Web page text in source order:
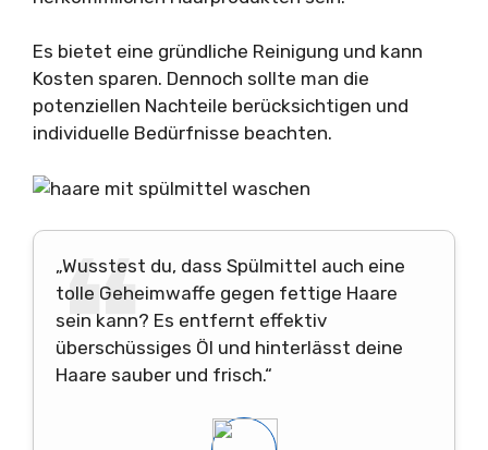
Es bietet eine gründliche Reinigung und kann
Kosten sparen. Dennoch sollte man die
potenziellen Nachteile berücksichtigen und
individuelle Bedürfnisse beachten.
„Wusstest du, dass Spülmittel auch eine
tolle Geheimwaffe gegen fettige Haare
sein kann? Es entfernt effektiv
überschüssiges Öl und hinterlässt deine
Haare sauber und frisch.“